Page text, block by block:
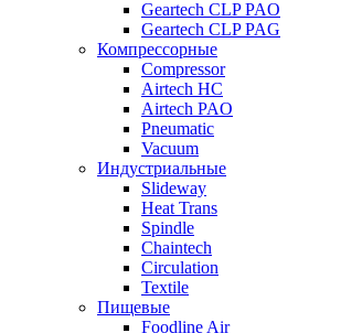
Geartech CLP PAO
Geartech CLP PAG
Компрессорные
Compressor
Airtech HC
Airtech PAO
Pneumatic
Vacuum
Индустриальные
Slideway
Heat Trans
Spindle
Chaintech
Circulation
Textile
Пищевые
Foodline Air